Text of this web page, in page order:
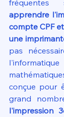
apprendre
compte CPF
une
pas
conçue pour
grand
l'impression